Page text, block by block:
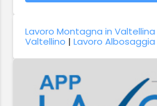
Lavoro Montagna in Valtellina
Valtellino |Lavoro Albosaggia